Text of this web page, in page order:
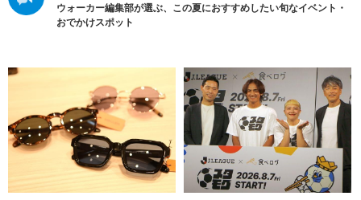
ウォーカー編集部が選ぶ、この夏におすすめしたい旬なイベント・
おでかけスポット